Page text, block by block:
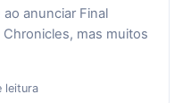
anunciar Final
mas muitos
leitura